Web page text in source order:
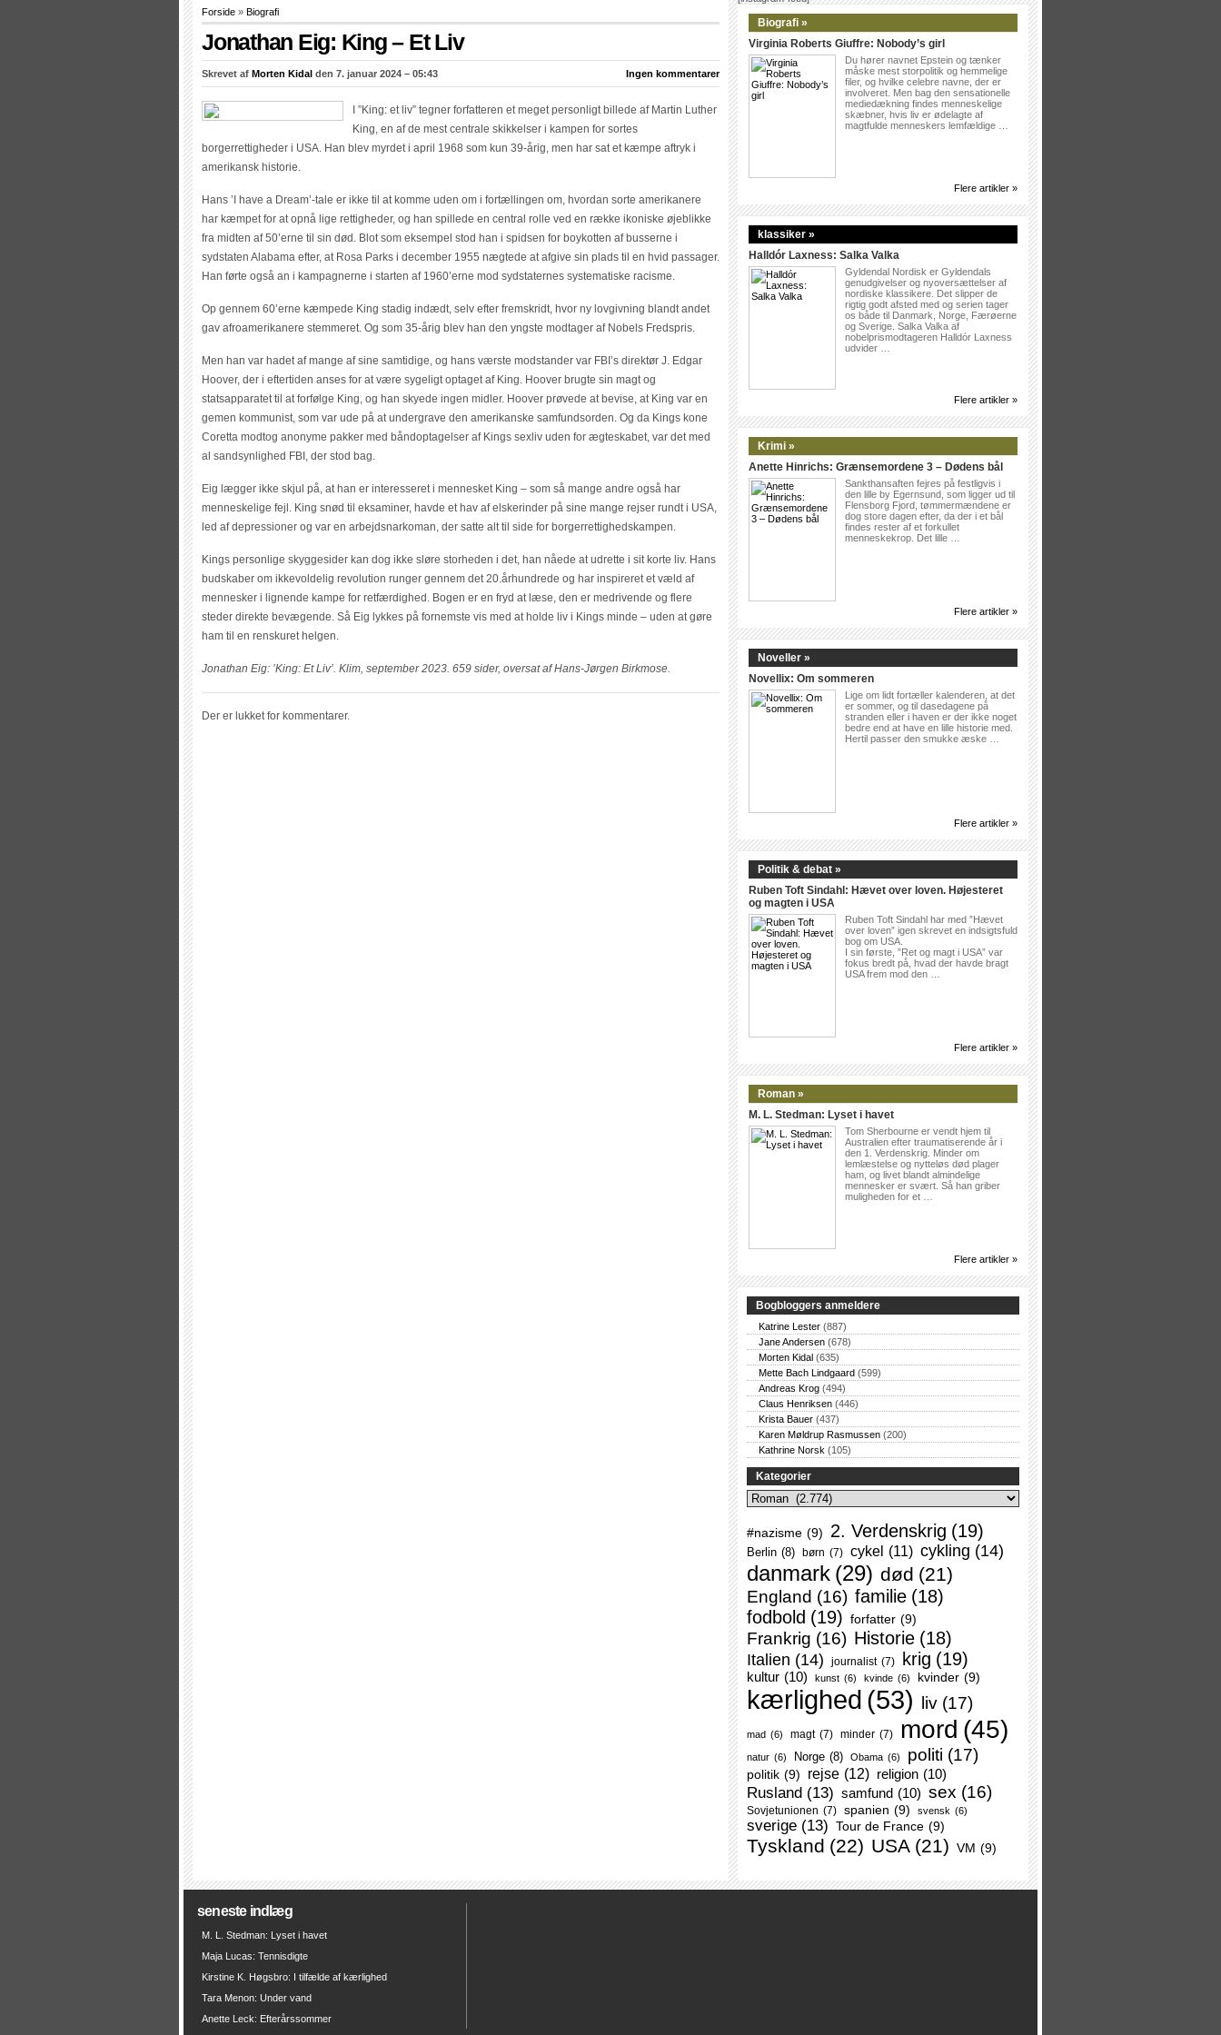
Forside » Biografi
Jonathan Eig: King – Et Liv
Skrevet af Morten Kidal den 7. januar 2024 – 05:43 Ingen kommentarer
I ”King: et liv” tegner forfatteren et meget personligt billede af Martin Luther
King, en af de mest centrale skikkelser i kampen for sortes
borgerrettigheder i USA. Han blev myrdet i april 1968 som kun 39-årig, men har sat et kæmpe aftryk i
amerikansk historie.
Hans ’I have a Dream’-tale er ikke til at komme uden om i fortællingen om, hvordan sorte amerikanere
har kæmpet for at opnå lige rettigheder, og han spillede en central rolle ved en række ikoniske øjeblikke
fra midten af 50’erne til sin død. Blot som eksempel stod han i spidsen for boykotten af busserne i
sydstaten Alabama efter, at Rosa Parks i december 1955 nægtede at afgive sin plads til en hvid passager.
Han førte også an i kampagnerne i starten af 1960’erne mod sydstaternes systematiske racisme.
Op gennem 60’erne kæmpede King stadig indædt, selv efter fremskridt, hvor ny lovgivning blandt andet
gav afroamerikanere stemmeret. Og som 35-årig blev han den yngste modtager af Nobels Fredspris.
Men han var hadet af mange af sine samtidige, og hans værste modstander var FBI’s direktør J. Edgar
Hoover, der i eftertiden anses for at være sygeligt optaget af King. Hoover brugte sin magt og
statsapparatet til at forfølge King, og han skyede ingen midler. Hoover prøvede at bevise, at King var en
gemen kommunist, som var ude på at undergrave den amerikanske samfundsorden. Og da Kings kone
Coretta modtog anonyme pakker med båndoptagelser af Kings sexliv uden for ægteskabet, var det med
al sandsynlighed FBI, der stod bag.
Eig lægger ikke skjul på, at han er interesseret i mennesket King – som så mange andre også har
menneskelige fejl. King snød til eksaminer, havde et hav af elskerinder på sine mange rejser rundt i USA,
led af depressioner og var en arbejdsnarkoman, der satte alt til side for borgerrettighedskampen.
Kings personlige skyggesider kan dog ikke sløre storheden i det, han nåede at udrette i sit korte liv. Hans
budskaber om ikkevoldelig revolution runger gennem det 20.århundrede og har inspireret et væld af
mennesker i lignende kampe for retfærdighed. Bogen er en fryd at læse, den er medrivende og flere
steder direkte bevægende. Så Eig lykkes på fornemste vis med at holde liv i Kings minde – uden at gøre
ham til en renskuret helgen.
Jonathan Eig: ’King: Et Liv’. Klim, september 2023. 659 sider, oversat af Hans-Jørgen Birkmose.
Der er lukket for kommentarer.
Biografi »
Virginia Roberts Giuffre: Nobody’s girl
Du hører navnet Epstein og tænker
måske mest storpolitik og hemmelige
filer, og hvilke celebre navne, der er
involveret. Men bag den sensationelle
mediedækning findes menneskelige
skæbner, hvis liv er ødelagte af
magtfulde menneskers lemfældige …
Flere artikler »
klassiker »
Halldór Laxness: Salka Valka
Gyldendal Nordisk er Gyldendals
genudgivelser og nyoversættelser af
nordiske klassikere. Det slipper de
rigtig godt afsted med og serien tager
os både til Danmark, Norge, Færøerne
og Sverige. Salka Valka af
nobelprismodtageren Halldór Laxness
udvider …
Flere artikler »
Krimi »
Anette Hinrichs: Grænsemordene 3 – Dødens bål
Sankthansaften fejres på festligvis i
den lille by Egernsund, som ligger ud til
Flensborg Fjord, tømmermændene er
dog store dagen efter, da der i et bål
findes rester af et forkullet
menneskekrop. Det lille …
Flere artikler »
Noveller »
Novellix: Om sommeren
Lige om lidt fortæller kalenderen, at det
er sommer, og til dasedagene på
stranden eller i haven er der ikke noget
bedre end at have en lille historie med.
Hertil passer den smukke æske …
Flere artikler »
Politik & debat »
Ruben Toft Sindahl: Hævet over loven. Højesteret
og magten i USA
Ruben Toft Sindahl har med ”Hævet
over loven” igen skrevet en indsigtsfuld
bog om USA.
I sin første, ”Ret og magt i USA” var
fokus bredt på, hvad der havde bragt
USA frem mod den …
Flere artikler »
Roman »
M. L. Stedman: Lyset i havet
Tom Sherbourne er vendt hjem til
Australien efter traumatiserende år i
den 1. Verdenskrig. Minder om
lemlæstelse og nytteløs død plager
ham, og livet blandt almindelige
mennesker er svært. Så han griber
muligheden for et …
Flere artikler »
Bogbloggers anmeldere
Katrine Lester (887)
Jane Andersen (678)
Morten Kidal (635)
Mette Bach Lindgaard (599)
Andreas Krog (494)
Claus Henriksen (446)
Krista Bauer (437)
Karen Møldrup Rasmussen (200)
Kathrine Norsk (105)
Kategorier
Kategorier
#nazisme (9) 2. Verdenskrig (19)
Berlin (8) børn (7) cykel (11) cykling (14)
danmark (29) død (21)
England (16) familie (18)
fodbold (19) forfatter (9)
Frankrig (16) Historie (18)
Italien (14) journalist (7) krig (19)
kultur (10) kunst (6) kvinde (6) kvinder (9)
kærlighed (53) liv (17)
mad (6) magt (7) minder (7) mord (45)
natur (6) Norge (8) Obama (6) politi (17)
politik (9) rejse (12) religion (10)
Rusland (13) samfund (10) sex (16)
Sovjetunionen (7) spanien (9) svensk (6)
sverige (13) Tour de France (9)
Tyskland (22) USA (21) VM (9)
seneste indlæg
M. L. Stedman: Lyset i havet
Maja Lucas: Tennisdigte
Kirstine K. Høgsbro: I tilfælde af kærlighed
Tara Menon: Under vand
Anette Leck: Efterårssommer